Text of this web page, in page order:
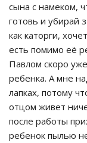
сына с намеком,
готовь и убирай
как каторги,
есть помимо её
Павлом скоро
ребенка. А мне
лапках, потому
отцом живет
после работы
ребенок пылью